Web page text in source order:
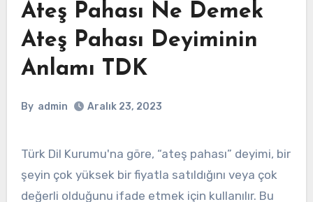
Ateş Pahası Ne Demek
Ateş Pahası Deyiminin
Anlamı TDK
By admin Aralık 23, 2023
Türk Dil Kurumu'na göre, “ateş pahası” deyimi, bir
şeyin çok yüksek bir fiyatla satıldığını veya çok
değerli olduğunu ifade etmek için kullanılır. Bu